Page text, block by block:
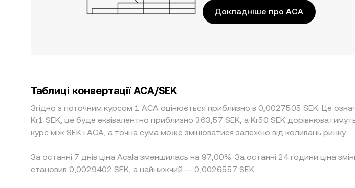
Докладніше про ACA
Таблиці конвертації ACA/SEK
Згідно з поточним курсом 1 ACA оцінюється приблизно в 0,0027505 SEK. Це
Kr1 SEK, це буде еквівалентно приблизно 363,57 SEK, а Kr50 SEK
курс між SEK і ACA, а точна сума може змінюватися залежно від коливань ринку.
За останні 7 днів ціна Acala зменшилась на 97,00%. За останні 24 години ціна
становив 0,0029402 SEK, а найнижчий — 0,0026557 SEK.